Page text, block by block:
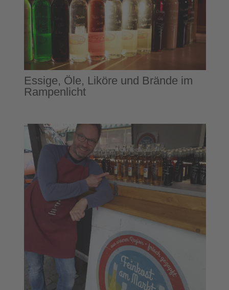
Essige, Öle, Liköre und Brände im
Rampenlicht